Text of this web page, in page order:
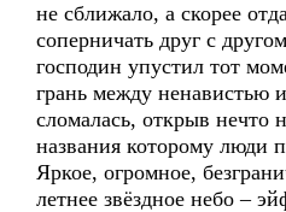
не сближало, а скорее
соперничать друг с
господин упустил тот
грань между ненавистью
сломалась, открыв нечто
названия которому люди
Яркое, огромное,
летнее звёздное небо –